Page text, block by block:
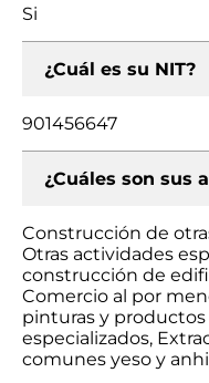
Si
¿Cuál es su NIT?
901456647
¿Cuáles son sus
Construcción de
Otras actividades
construcción de
Comercio al por
pinturas y
especializados,
comunes yeso y